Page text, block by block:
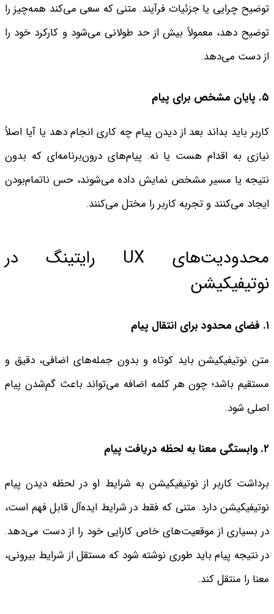
توضیح چرایی یا جزئیات فرآیند. متنی که سعی می‌کند همه‌چیز را
توضیح دهد، معمولاً بیش از حد طولانی می‌شود و کارکرد خود را
از دست می‌دهد.
۵. پایان مشخص برای پیام
کاربر باید بداند بعد از دیدن پیام چه کاری انجام دهد یا آیا اصلاً
نیازی به اقدام هست یا نه. پیام‌های درون‌برنامه‌ای که بدون
نتیجه یا مسیر مشخص نمایش داده می‌شوند، حس ناتمام‌بودن
ایجاد می‌کنند و تجربه کاربر را مختل می‌کنند.
محدودیت‌های UX رایتینگ در
نوتیفیکیشن
۱. فضای محدود برای انتقال پیام
متن نوتیفیکیشن باید کوتاه و بدون جمله‌های اضافی، دقیق و
مستقیم باشد؛ چون هر کلمه اضافه می‌تواند باعث گم‌شدن پیام
اصلی شود.
۲. وابستگی معنا به لحظه دریافت پیام
برداشت کاربر از نوتیفیکیشن به شرایط او در لحظه دیدن پیام
نوتیفیکیشن دارد. متنی که فقط در شرایط ایده‌آل قابل فهم است،
در بسیاری از موقعیت‌های خاص کارایی خود را از دست می‌دهد.
در نتیجه پیام باید طوری نوشته شود که مستقل از شرایط بیرونی،
معنا را منتقل کند.